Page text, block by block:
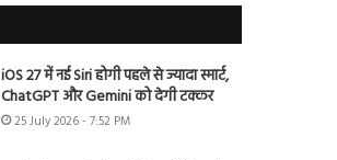
iOS 27 में नई Siri होगी पहले से ज्यादा स्मार्ट,
ChatGPT और Gemini को देगी टक्कर
25 July 2026 - 7:52 PM